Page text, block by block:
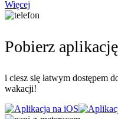
Więcej
Pobierz
i ciesz się łatwym dostępem
wakacji!